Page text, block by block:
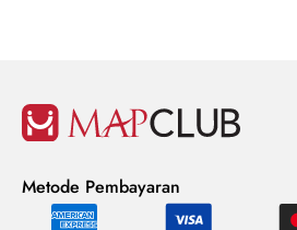
Metode Pembayaran